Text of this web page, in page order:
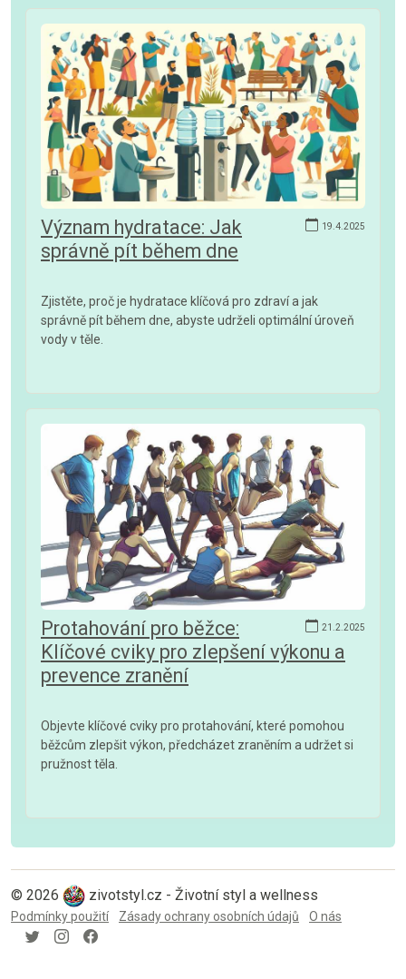
19.4.2025
Význam hydratace: Jak
správně pít během dne
Zjistěte, proč je hydratace klíčová pro zdraví a jak
správně pít během dne, abyste udrželi optimální úroveň
vody v těle.
21.2.2025
Protahování pro běžce:
Klíčové cviky pro zlepšení výkonu a
prevence zranění
Objevte klíčové cviky pro protahování, které pomohou
běžcům zlepšit výkon, předcházet zraněním a udržet si
pružnost těla.
© 2026 zivotstyl.cz - Životní styl a wellness
Podmínky použití Zásady ochrany osobních údajů O nás